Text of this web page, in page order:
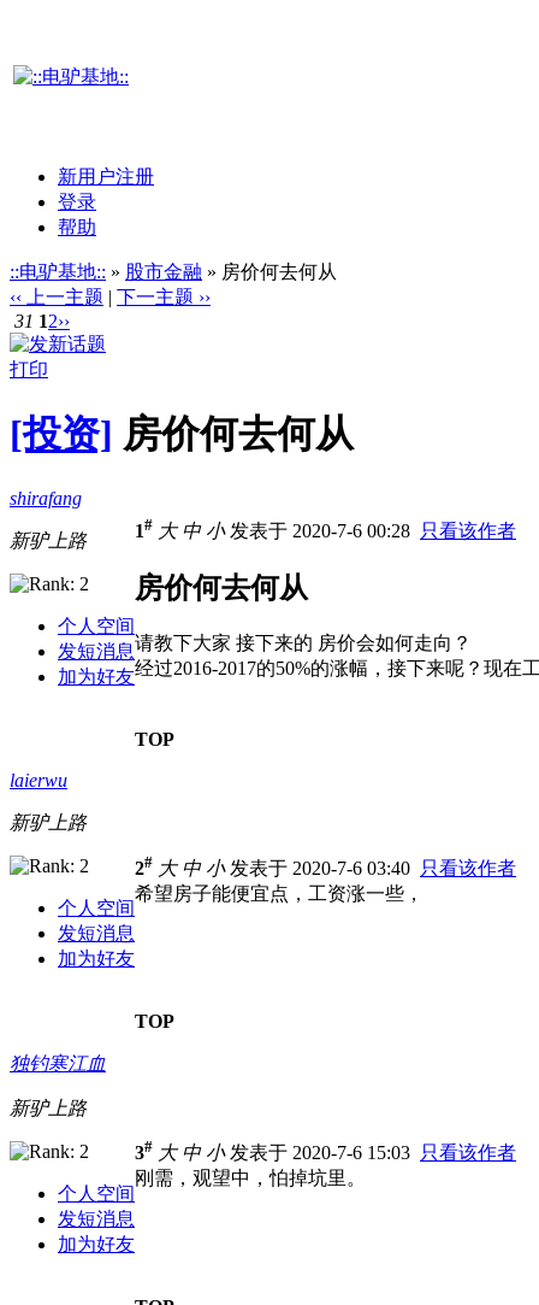
新用户注册
登录
帮助
::电驴基地:: » 股市金融 » 房价何去何从
‹‹ 上一主题 | 下一主题 ››
31 12››
打印
[投资] 房价何去何从
shirafang
新驴上路
个人空间
发短消息
加为好友
1# 大 中 小发表于 2020-7-6 00:28 只看该作者
房价何去何从
请教下大家 接下来的 房价会如何走向？
经过2016-2017的50%的涨幅，接下来呢？现在
TOP
laierwu
新驴上路
个人空间
发短消息
加为好友
2# 大 中 小发表于 2020-7-6 03:40 只看该作者
希望房子能便宜点，工资涨一些，
TOP
独钓寒江血
新驴上路
个人空间
发短消息
加为好友
3# 大 中 小发表于 2020-7-6 15:03 只看该作者
刚需，观望中，怕掉坑里。